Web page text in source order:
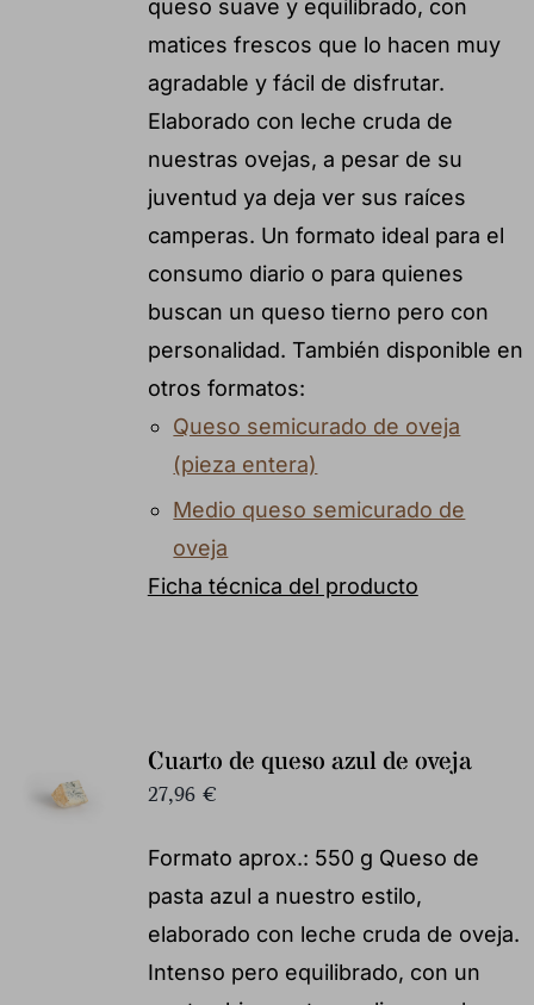
queso suave y equilibrado, con
matices frescos que lo hacen muy
agradable y fácil de disfrutar.
Elaborado con leche cruda de
nuestras ovejas, a pesar de su
juventud ya deja ver sus raíces
camperas. Un formato ideal para el
consumo diario o para quienes
buscan un queso tierno pero con
personalidad. También disponible en
otros formatos:
Queso semicurado de oveja
(pieza entera)
Medio queso semicurado de
oveja
Ficha técnica del producto
Cuarto de queso azul de oveja
27,96 €
Formato aprox.: 550 g Queso de
pasta azul a nuestro estilo,
elaborado con leche cruda de oveja.
Intenso pero equilibrado, con un